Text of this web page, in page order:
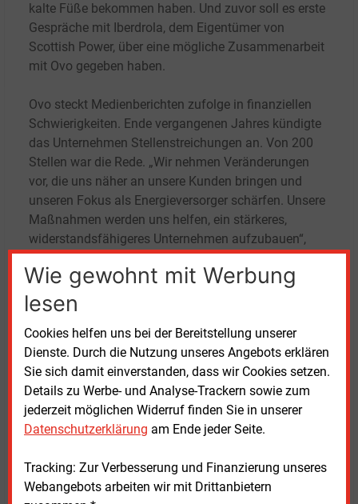
Wie gewohnt mit Werbung
lesen
Cookies helfen uns bei der Bereitstellung unserer
Dienste. Durch die Nutzung unseres Angebots erklären
Sie sich damit einverstanden, dass wir Cookies setzen.
Details zu Werbe- und Analyse-Trackern sowie zum
jederzeit möglichen Widerruf finden Sie in unserer
Datenschutzerklärung am Ende jeder Seite.
Tracking: Zur Verbesserung und Finanzierung unseres
Webangebots arbeiten wir mit Drittanbietern
kalte Füße bekommen haben. Und zuvor soll es erste
Gespräche mit Iberdrola, dem Eigentümer von
Scottish Power, über eine mögliche Zusammenarbeit
mit Ovo gegeben haben.
Ovo steckt Medienberichten zufolge in finanziellen
Schwierigkeiten. Ende vergangenen Jahres kündigte
das Unternehmen Stellenstreichungen an. Von 200
Stellen war die Rede. „Wir nehmen Veränderungen
vor, die uns näher an unsere Kunden bringen und
unseren Fokus als Energieversorger schärfen. Unsere
Maßnahmen werden uns helfen, ein stärkeres,
widerstandsfähigeres Unternehmen aufzubauen“,
sagte ein Unternehmenssprecher dem Guardian. Die
Entlassungen seien Teil eines Plans, der der
Branchenaufsichtsbehörde Ofgem vorgelegt wurde,
um nachzuweisen, dass neue finanzielle Standards
eingehalten werden, hieß es.
Trotz der finanziellen Schwierigkeiten und weiterhin
hoher Kosten für die Kunden zahle Ovo jedes Jahr
Millionenbeträge an ein Unternehmen von Stephen
Fitzpatrick, der Ovo im Jahr 2009 gegründet hat.
Unbeliebt bei Kunden gemacht hat sich Ovo laut
Medien durch einen Blog-Beitrag in den ersten